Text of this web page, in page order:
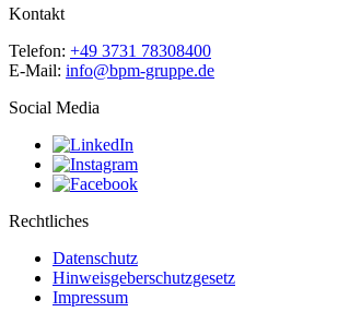
Kontakt
Telefon: +49 3731 78308400
E-Mail: info@bpm-gruppe.de
Social Media
Rechtliches
Datenschutz
Hinweisgeberschutzgesetz
Impressum